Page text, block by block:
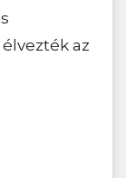
az